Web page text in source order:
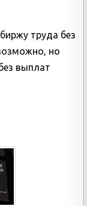
труда без
но
выплат